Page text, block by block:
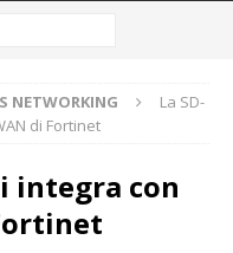
NETWORKING
La SD-
di Fortinet
integra con